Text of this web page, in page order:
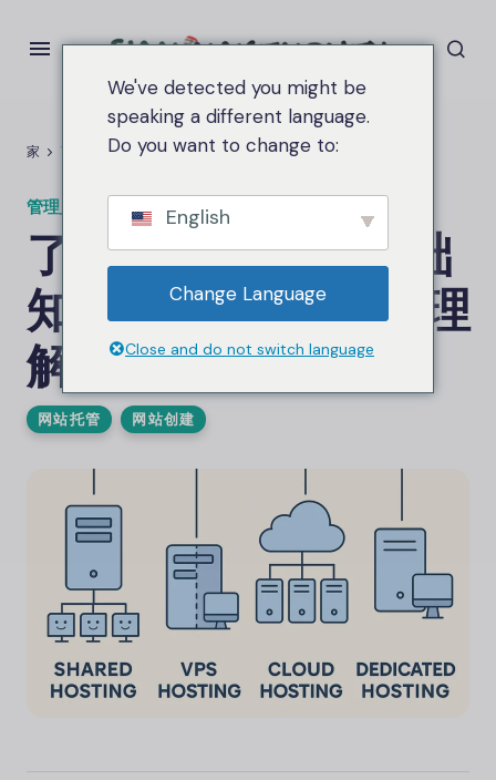
家 了解 Web 托管的基础知识，让初学者轻松理解。
管理员 4 月 5, 2025 2.5钾 视图
了解 Web 托管的基础
知识，让初学者轻松理
解。
网站托管 网站创建
We've detected you might be
speaking a different language.
Do you want to change to:
English
Change Language
Close and do not switch language